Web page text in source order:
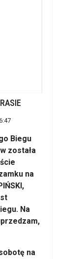
Biegu
została
na
Na
na